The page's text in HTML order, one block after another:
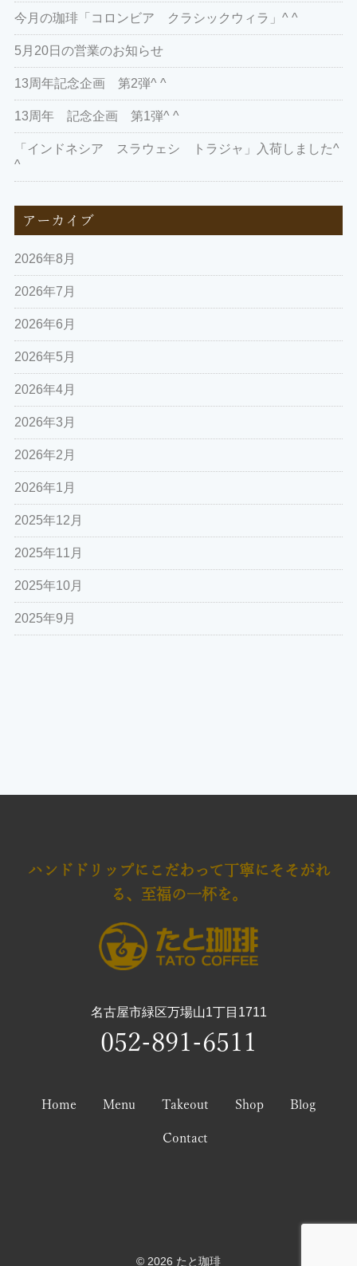
今月の珈琲「コロンビア クラシックウィラ」^ ^
5月20日の営業のお知らせ
13周年記念企画 第2弾^ ^
13周年 記念企画 第1弾^ ^
「インドネシア スラウェシ トラジャ」入荷しました^
^
アーカイブ
2026年8月
2026年7月
2026年6月
2026年5月
2026年4月
2026年3月
2026年2月
2026年1月
2025年12月
2025年11月
2025年10月
2025年9月
ハンドドリップにこだわって丁寧にそそがれ
る、至福の一杯を。
名古屋市緑区万場山1丁目1711
052-891-6511
Home Menu Takeout Shop Blog
Contact
© 2026 たと珈琲